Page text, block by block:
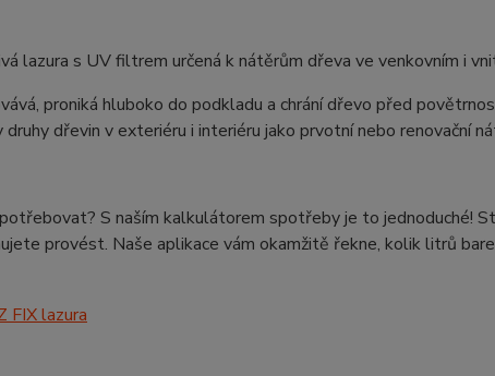
lazura s UV filtrem určená k nátěrům dřeva ve venkovním i
proniká hluboko do podkladu a chrání dřevo před
dřevin v exteriéru i interiéru jako prvotní nebo renovační
S naším kalkulátorem spotřeby je to jednoduché!
provést. Naše aplikace vám okamžitě řekne, kolik litrů